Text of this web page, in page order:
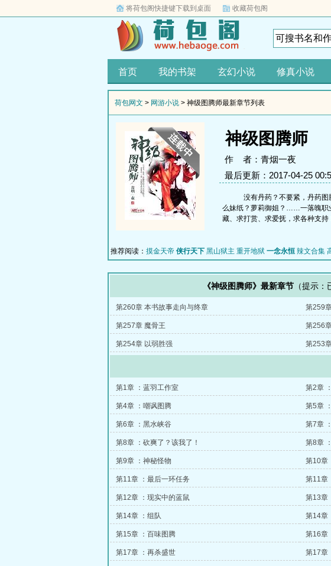
将荷包阁快捷键下载到桌面 收藏荷包阁
首页 我的书架 玄幻小说 修真小说
荷包网文 > 网游小说 > 神级图腾师最新章节列表
神级图腾师
作 者：青烟一夜
最后更新：2017-04-25
没有丹药？不要紧，丹药图
么妹纸？萝莉御姐？……一落魄职
藏、求打赏、求爱抚，求各种支持
推荐阅读： 摸金天帝 侠行天下 黑山狱主 重开地狱 一念永恒 辣文合集
《神级图腾师》最新章节 （提示
第260章 本书故事走向与终章 第259
第257章 魔骨王 第256
第254章 以弱胜强 第253
第1章 ：蓝羽工作室 第2章
第4章 ：嘲讽图腾 第5章
第6章 ：黑水峡谷 第7章
第8章 ：砍爽了？该我了！ 第8章
第9章 ：神秘怪物 第10章
第11章 ：最后一环任务 第11章
第12章 ：现实中的蓝鼠 第13章
第14章 ：组队 第14章
第15章 ：百味图腾 第16章
第17章 ：再杀盛世 第17章